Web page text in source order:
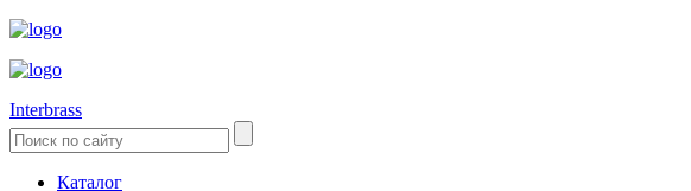
Interbrass
Каталог